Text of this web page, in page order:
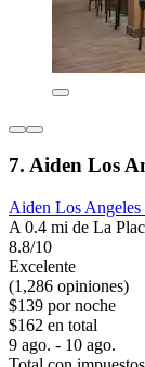
7. Aiden Los
Aiden Los
A 0.4 mi de La
8.8/10
Excelente
(1,286 opiniones)
$139 por noche
$162 en total
9 ago. - 10 ago.